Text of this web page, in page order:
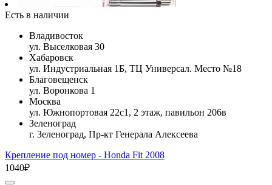
Есть в наличии
Владивосток
ул. Выселковая 30
Хабаровск
ул. Индустриальная 1Б, ТЦ Универсал. Место №18
Благовещенск
ул. Воронкова 1
Москва
ул. Южнопортовая 22с1, 2 этаж, павильон 206в
Зеленоград
г. Зеленоград, Пр-кт Генерала Алексеева
Крепление под номер - Honda Fit 2008
1040₽